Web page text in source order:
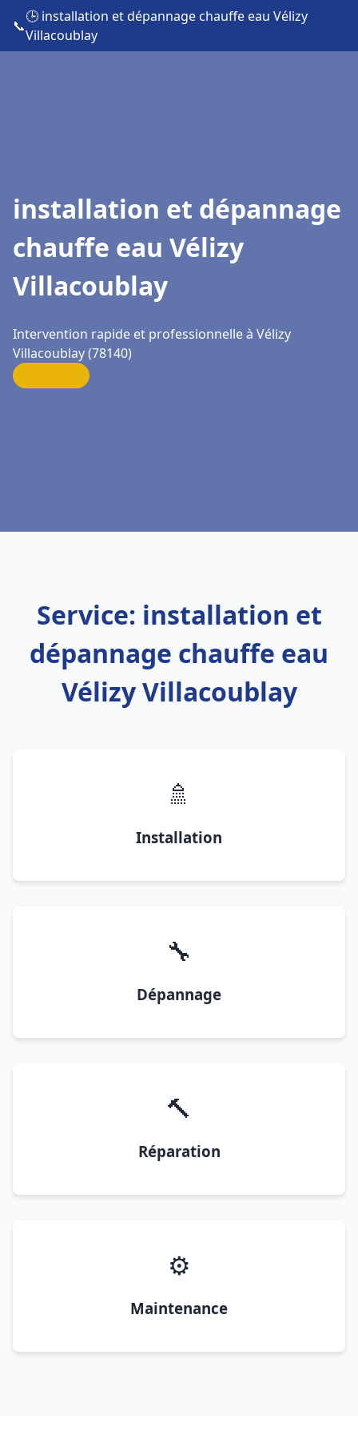
📞
🕒 installation et dépannage chauffe eau Vélizy
Villacoublay
installation et dépannage
chauffe eau Vélizy
Villacoublay
Intervention rapide et professionnelle à Vélizy
Villacoublay (78140)
Service: installation et
dépannage chauffe eau
Vélizy Villacoublay
🚿
Installation
🔧
Dépannage
🔨
Réparation
⚙️
Maintenance